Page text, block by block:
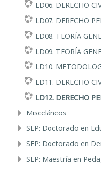
LD06. DERECHO
LD07. DERECHO
LD08. TEORÍA
LD09. TEORÍA
LD10.
LD11. DERECHO
LD12. DERECHO
Misceláneos
SEP: Doctorado en
SEP: Doctorado en
SEP: Maestría en